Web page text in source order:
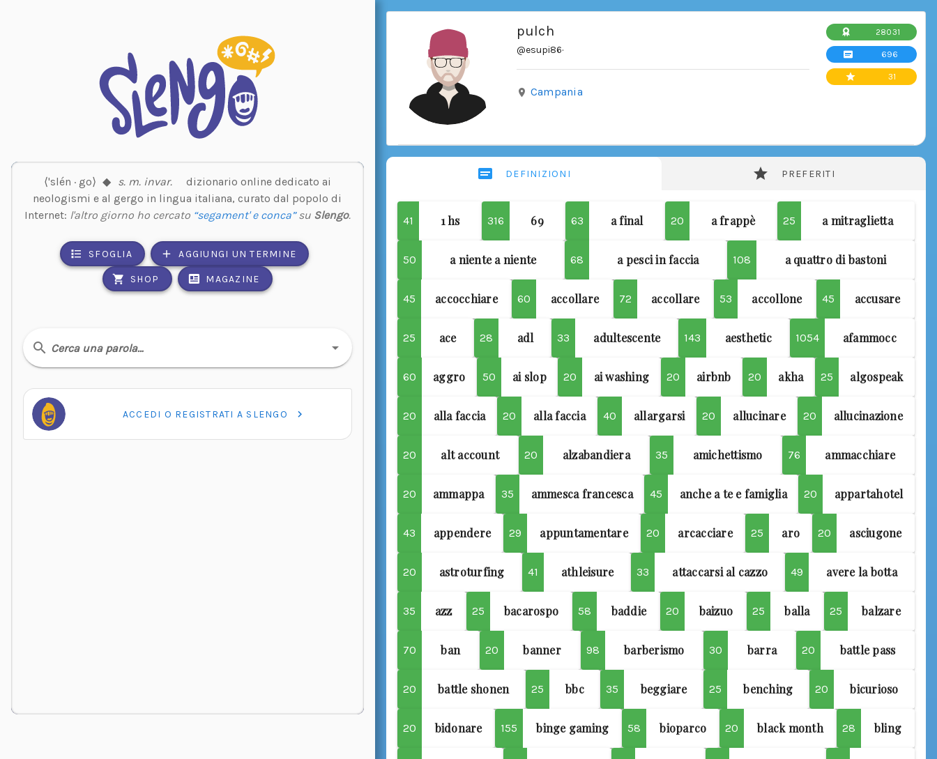
⟨'slén · go⟩ ◆ s. m. invar.
dizionario online dedicato ai
neologismi e al gergo in lingua italiana, curato dal popolo di
Internet: l'altro giorno ho cercato “segament' e conca”su Slengo.
SFOGLIA AGGIUNGI UN TERMINE
SHOP MAGAZINE
Cerca una parola…
ACCEDI O REGISTRATI A SLENGO
pulch
@esupi86·
Campania
28031
696
31
DEFINIZIONI PREFERITI
41 1 hs 316 69 63 a final 20 a frappè 25 a mitraglietta
50 a niente a niente 68 a pesci in faccia 108 a quattro di bastoni
45 accocchiare 60 accollare 72 accollare 53 accollone 45 accusare
25 ace 28 adl 33 adultescente 143 aesthetic 1054 afammocc
60 aggro 50 ai slop 20 ai washing 20 airbnb 20 akha 25 algospeak
20 alla faccia 20 alla faccia 40 allargarsi 20 allucinare 20 allucinazione
20 alt account 20 alzabandiera 35 amichettismo 76 ammacchiare
20 ammappa 35 ammesca francesca 45 anche a te e famiglia 20 appartahotel
43 appendere 29 appuntamentare 20 arcacciare 25 aro 20 asciugone
20 astroturfing 41 athleisure 33 attaccarsi al cazzo 49 avere la botta
35 azz 25 bacarospo 58 baddie 20 baizuo 25 balla 25 balzare
70 ban 20 banner 98 barberismo 30 barra 20 battle pass
20 battle shonen 25 bbc 35 beggiare 25 benching 20 bicurioso
20 bidonare 155 binge gaming 58 bioparco 20 black month 28 bling